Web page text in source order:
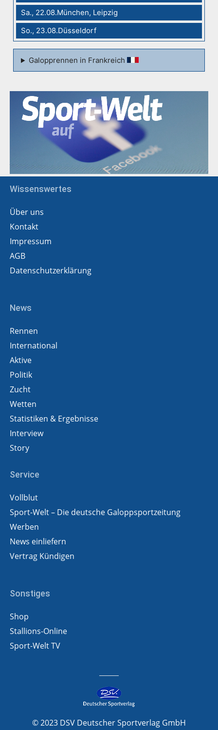
Sa., 22.08.München, Leipzig
So., 23.08.Düsseldorf
Galopprennen in Frankreich
Wissenswertes
Über uns
Kontakt
Impressum
AGB
Datenschutzerklärung
News
Rennen
International
Aktive
Politik
Zucht
Wetten
Statistiken & Ergebnisse
Interview
Story
Service
Vollblut
Sport-Welt – Die deutsche Galoppsportzeitung
Werben
News einliefern
Vertrag Kündigen
Sonstiges
Shop
Stallions-Online
Sport-Welt TV
© 2023 DSV Deutscher Sportverlag GmbH